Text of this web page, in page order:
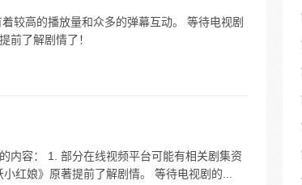
较高的播放量和众多的弹幕互动。 等待电视剧
前了解剧情了！
内容： 1. 部分在线视频平台可能有相关剧集资
红娘》原著提前了解剧情。 等待电视剧的...